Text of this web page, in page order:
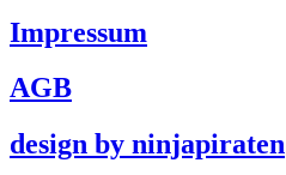
Impressum
AGB
design by ninjapiraten